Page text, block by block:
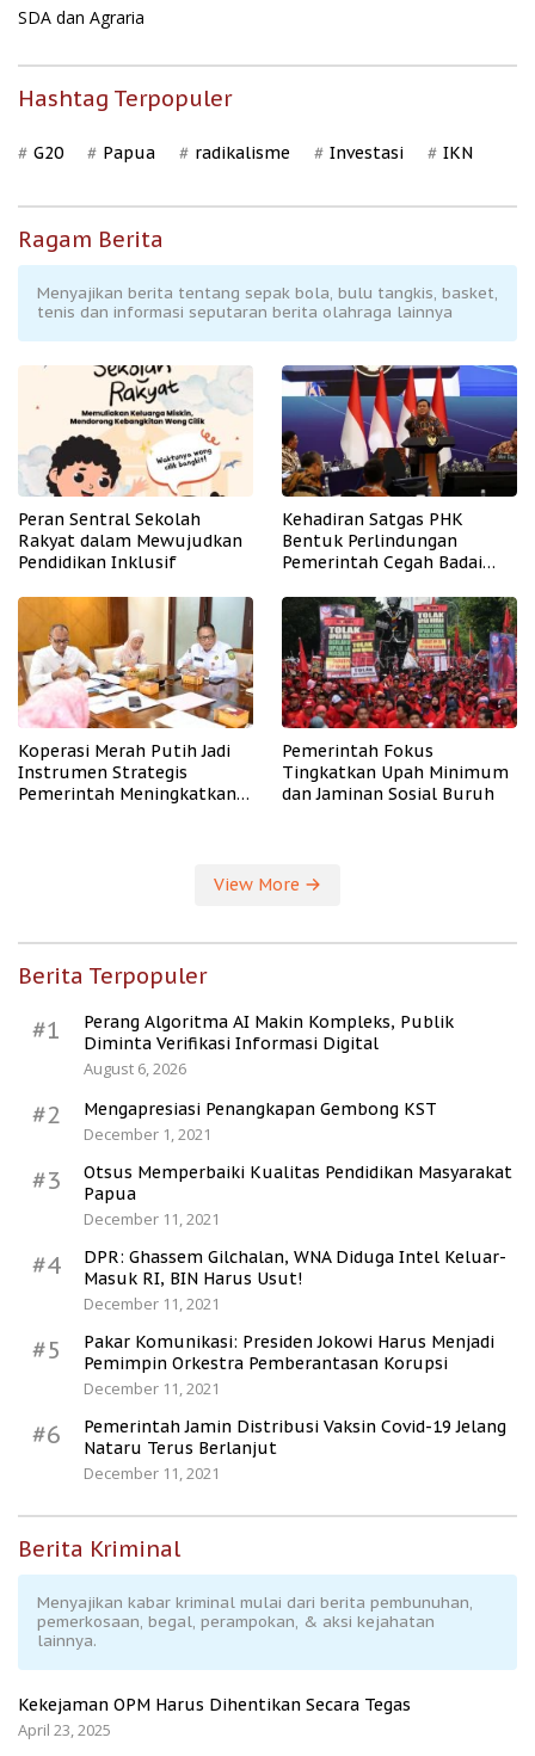
SDA dan Agraria
Hashtag Terpopuler
G20 Papua radikalisme Investasi IKN
Ragam Berita
Menyajikan berita tentang sepak bola, bulu tangkis, basket,
tenis dan informasi seputaran berita olahraga lainnya
Peran Sentral Sekolah
Rakyat dalam Mewujudkan
Pendidikan Inklusif
Kehadiran Satgas PHK
Bentuk Perlindungan
Pemerintah Cegah Badai
Koperasi Merah Putih Jadi
Instrumen Strategis
Pemerintah Meningkatkan
Pemerintah Fokus
Tingkatkan Upah Minimum
dan Jaminan Sosial Buruh
View More
Berita Terpopuler
#1
Perang Algoritma AI Makin Kompleks, Publik
Diminta Verifikasi Informasi Digital
August 6, 2026
#2
Mengapresiasi Penangkapan Gembong KST
December 1, 2021
#3
Otsus Memperbaiki Kualitas Pendidikan Masyarakat
Papua
December 11, 2021
#4
DPR: Ghassem Gilchalan, WNA Diduga Intel Keluar-
Masuk RI, BIN Harus Usut!
December 11, 2021
#5
Pakar Komunikasi: Presiden Jokowi Harus Menjadi
Pemimpin Orkestra Pemberantasan Korupsi
December 11, 2021
#6
Pemerintah Jamin Distribusi Vaksin Covid-19 Jelang
Nataru Terus Berlanjut
December 11, 2021
Berita Kriminal
Menyajikan kabar kriminal mulai dari berita pembunuhan,
pemerkosaan, begal, perampokan, & aksi kejahatan
lainnya.
Kekejaman OPM Harus Dihentikan Secara Tegas
April 23, 2025